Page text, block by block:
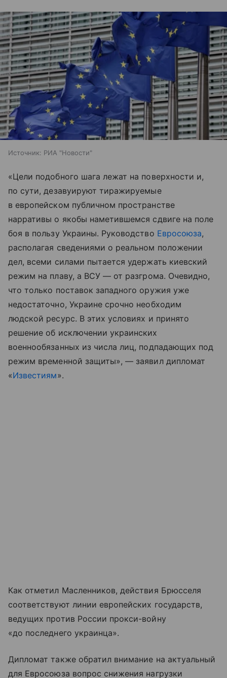
Источник: РИА "Новости"
«Цели подобного шага лежат на поверхности и,
по сути, дезавуируют тиражируемые
в европейском публичном пространстве
нарративы о якобы наметившемся сдвиге на поле
боя в пользу Украины. Руководство Евросоюза,
располагая сведениями о реальном положении
дел, всеми силами пытается удержать киевский
режим на плаву, а ВСУ — от разгрома. Очевидно,
что только поставок западного оружия уже
недостаточно, Украине срочно необходим
людской ресурс. В этих условиях и принято
решение об исключении украинских
военнообязанных из числа лиц, подпадающих под
режим временной защиты», — заявил дипломат
«Известиям».
Как отметил Масленников, действия Брюсселя
соответствуют линии европейских государств,
ведущих против России прокси-войну
«до последнего украинца».
Дипломат также обратил внимание на актуальный
для Евросоюза вопрос снижения нагрузки